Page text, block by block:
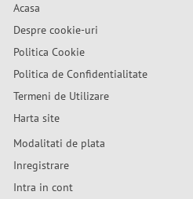
Acasa
Despre cookie-uri
Politica Cookie
Politica de Confidentialitate
Termeni de Utilizare
Harta site
Modalitati de plata
Inregistrare
Intra in cont